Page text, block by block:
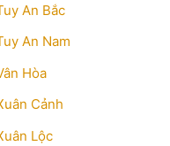
An Bắc
An Nam
Hòa
Cảnh
Lộc